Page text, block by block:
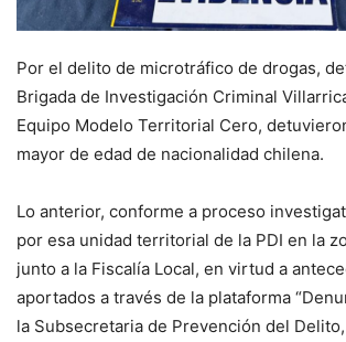
Por el delito de microtráfico de drogas,
Brigada de Investigación Criminal
Equipo Modelo Territorial Cero,
mayor de edad de nacionalidad chilena.
Lo anterior, conforme a proceso
por esa unidad territorial de la PDI en la
junto a la Fiscalía Local, en virtud a
aportados a través de la plataforma
la Subsecretaria de Prevención del